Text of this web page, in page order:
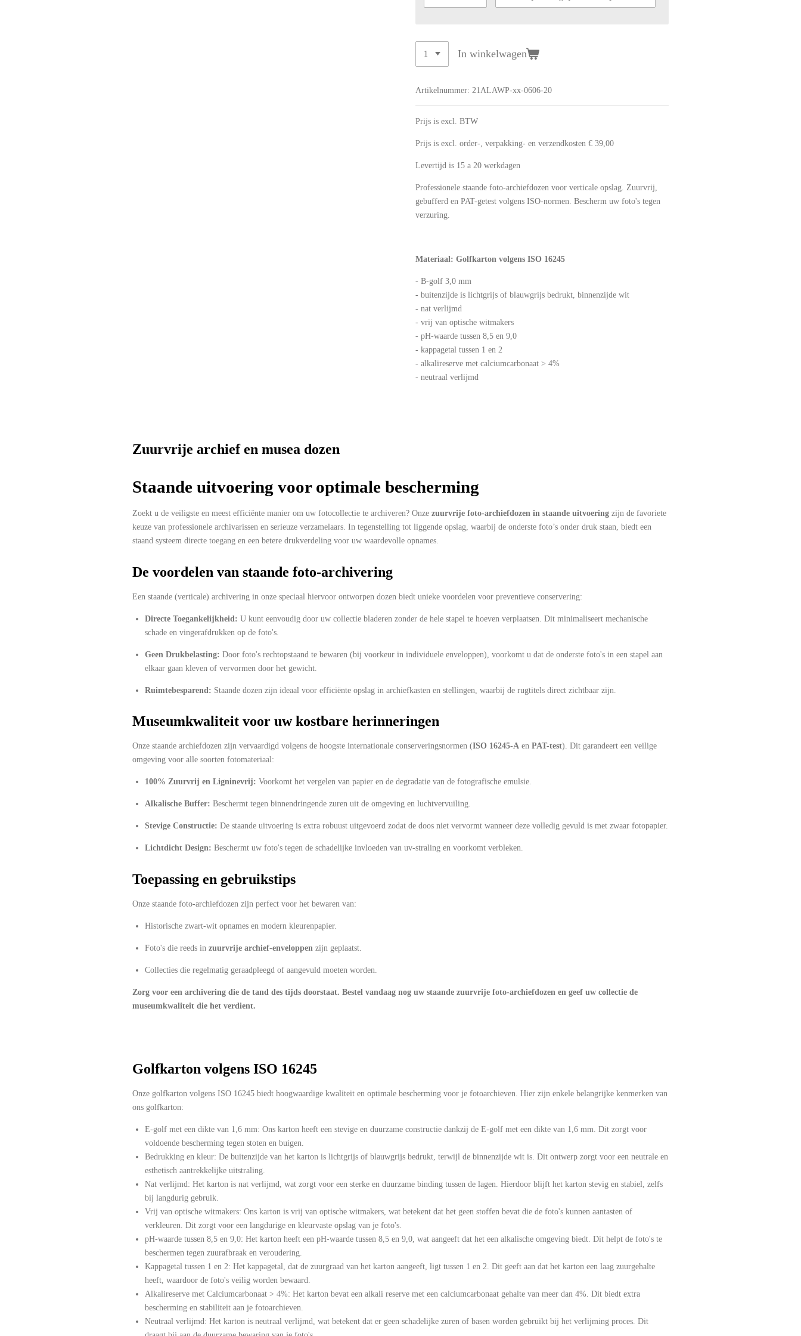
In winkelwagen
Artikelnummer: 21ALAWP-xx-0606-20
Prijs is excl. BTW
Prijs is excl. order-, verpakking- en verzendkosten € 39,00
Levertijd is 15 a 20 werkdagen
Professionele staande foto-archiefdozen voor verticale opslag. Zuurvrij,
gebufferd en PAT-getest volgens ISO-normen. Bescherm uw foto's tegen
verzuring.
Materiaal: Golfkarton volgens ISO 16245
- B-golf 3,0 mm
- buitenzijde is lichtgrijs of blauwgrijs bedrukt, binnenzijde wit
- nat verlijmd
- vrij van optische witmakers
- pH-waarde tussen 8,5 en 9,0
- kappagetal tussen 1 en 2
- alkalireserve met calciumcarbonaat > 4%
- neutraal verlijmd
Zuurvrije archief en musea dozen
Staande uitvoering voor optimale bescherming
Zoekt u de veiligste en meest efficiënte manier om uw fotocollectie te archiveren? Onze zuurvrije foto-archiefdozen in staande uitvoering zijn de favoriete
keuze van professionele archivarissen en serieuze verzamelaars. In tegenstelling tot liggende opslag, waarbij de onderste foto’s onder druk staan, biedt een
staand systeem directe toegang en een betere drukverdeling voor uw waardevolle opnames.
De voordelen van staande foto-archivering
Een staande (verticale) archivering in onze speciaal hiervoor ontworpen dozen biedt unieke voordelen voor preventieve conservering:
Directe Toegankelijkheid: U kunt eenvoudig door uw collectie bladeren zonder de hele stapel te hoeven verplaatsen. Dit minimaliseert mechanische
schade en vingerafdrukken op de foto's.
Geen Drukbelasting: Door foto's rechtopstaand te bewaren (bij voorkeur in individuele enveloppen), voorkomt u dat de onderste foto's in een stapel aan
elkaar gaan kleven of vervormen door het gewicht.
Ruimtebesparend: Staande dozen zijn ideaal voor efficiënte opslag in archiefkasten en stellingen, waarbij de rugtitels direct zichtbaar zijn.
Museumkwaliteit voor uw kostbare herinneringen
Onze staande archiefdozen zijn vervaardigd volgens de hoogste internationale conserveringsnormen (ISO 16245-A en PAT-test). Dit garandeert een veilige
omgeving voor alle soorten fotomateriaal:
100% Zuurvrij en Ligninevrij: Voorkomt het vergelen van papier en de degradatie van de fotografische emulsie.
Alkalische Buffer: Beschermt tegen binnendringende zuren uit de omgeving en luchtvervuiling.
Stevige Constructie: De staande uitvoering is extra robuust uitgevoerd zodat de doos niet vervormt wanneer deze volledig gevuld is met zwaar fotopapier.
Lichtdicht Design: Beschermt uw foto's tegen de schadelijke invloeden van uv-straling en voorkomt verbleken.
Toepassing en gebruikstips
Onze staande foto-archiefdozen zijn perfect voor het bewaren van:
Historische zwart-wit opnames en modern kleurenpapier.
Foto's die reeds in zuurvrije archief-enveloppen zijn geplaatst.
Collecties die regelmatig geraadpleegd of aangevuld moeten worden.
Zorg voor een archivering die de tand des tijds doorstaat. Bestel vandaag nog uw staande zuurvrije foto-archiefdozen en geef uw collectie de
museumkwaliteit die het verdient.
Golfkarton volgens ISO 16245
Onze golfkarton volgens ISO 16245 biedt hoogwaardige kwaliteit en optimale bescherming voor je fotoarchieven. Hier zijn enkele belangrijke kenmerken van
ons golfkarton:
E-golf met een dikte van 1,6 mm: Ons karton heeft een stevige en duurzame constructie dankzij de E-golf met een dikte van 1,6 mm. Dit zorgt voor
voldoende bescherming tegen stoten en buigen.
Bedrukking en kleur: De buitenzijde van het karton is lichtgrijs of blauwgrijs bedrukt, terwijl de binnenzijde wit is. Dit ontwerp zorgt voor een neutrale en
esthetisch aantrekkelijke uitstraling.
Nat verlijmd: Het karton is nat verlijmd, wat zorgt voor een sterke en duurzame binding tussen de lagen. Hierdoor blijft het karton stevig en stabiel, zelfs
bij langdurig gebruik.
Vrij van optische witmakers: Ons karton is vrij van optische witmakers, wat betekent dat het geen stoffen bevat die de foto's kunnen aantasten of
verkleuren. Dit zorgt voor een langdurige en kleurvaste opslag van je foto's.
pH-waarde tussen 8,5 en 9,0: Het karton heeft een pH-waarde tussen 8,5 en 9,0, wat aangeeft dat het een alkalische omgeving biedt. Dit helpt de foto's te
beschermen tegen zuurafbraak en veroudering.
Kappagetal tussen 1 en 2: Het kappagetal, dat de zuurgraad van het karton aangeeft, ligt tussen 1 en 2. Dit geeft aan dat het karton een laag zuurgehalte
heeft, waardoor de foto's veilig worden bewaard.
Alkalireserve met Calciumcarbonaat > 4%: Het karton bevat een alkali reserve met een calciumcarbonaat gehalte van meer dan 4%. Dit biedt extra
bescherming en stabiliteit aan je fotoarchieven.
Neutraal verlijmd: Het karton is neutraal verlijmd, wat betekent dat er geen schadelijke zuren of basen worden gebruikt bij het verlijming proces. Dit